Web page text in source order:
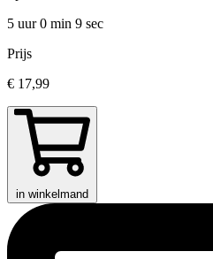
5 uur 0 min 9 sec
Prijs
€ 17,99
in winkelmand